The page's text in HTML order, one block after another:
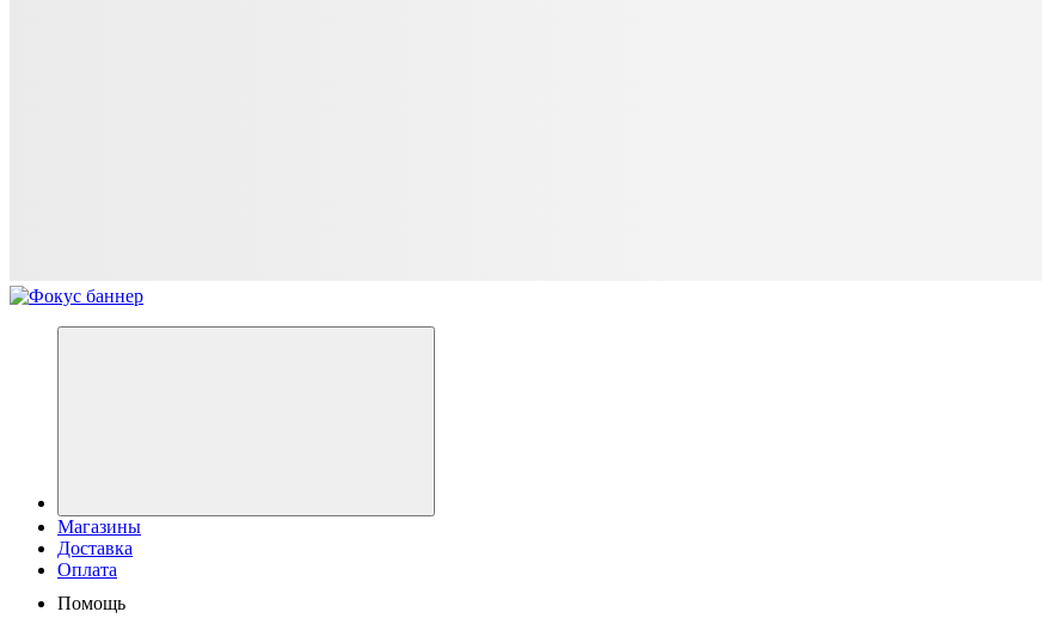
Магазины
Доставка
Оплата
Помощь